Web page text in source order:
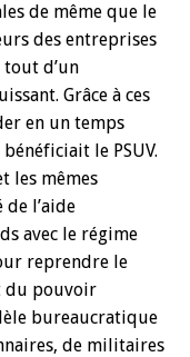
de même que le
des entreprises
d’un
Grâce à ces
en un temps
le PSUV.
les mêmes
l’aide
avec le régime
reprendre le
du pouvoir
bureaucratique
de militaires